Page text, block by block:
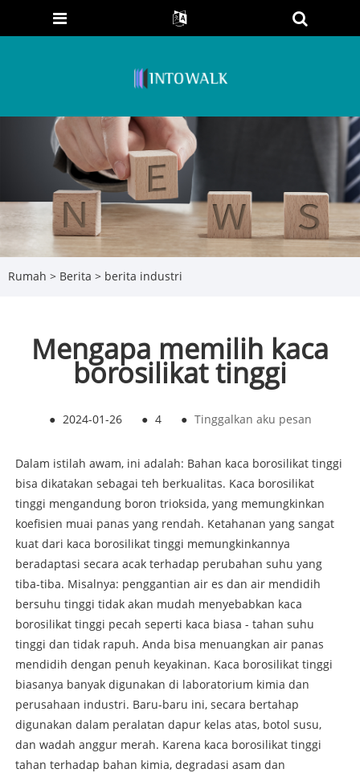
Rumah > Berita > berita industri
Mengapa memilih kaca
borosilikat tinggi
● 2024-01-26 ● 4 ● Tinggalkan aku pesan
Dalam istilah awam, ini adalah: Bahan kaca borosilikat tinggi
bisa dikatakan sebagai teh berkualitas. Kaca borosilikat
tinggi mengandung boron trioksida, yang memungkinkan
koefisien muai panas yang rendah. Ketahanan yang sangat
kuat dari kaca borosilikat tinggi memungkinkannya
beradaptasi secara acak terhadap perubahan suhu yang
tiba-tiba. Misalnya: penggantian air es dan air mendidih
bersuhu tinggi tidak akan mudah menyebabkan kaca
borosilikat tinggi pecah seperti kaca biasa - tahan suhu
tinggi dan tidak rapuh. Anda bisa menuangkan air panas
mendidih dengan penuh keyakinan. Kaca borosilikat tinggi
biasanya banyak digunakan di laboratorium kimia dan
perusahaan industri. Baru-baru ini, secara bertahap
digunakan dalam peralatan dapur kelas atas, botol susu,
dan wadah anggur merah. Karena kaca borosilikat tinggi
tahan terhadap bahan kimia, degradasi asam dan